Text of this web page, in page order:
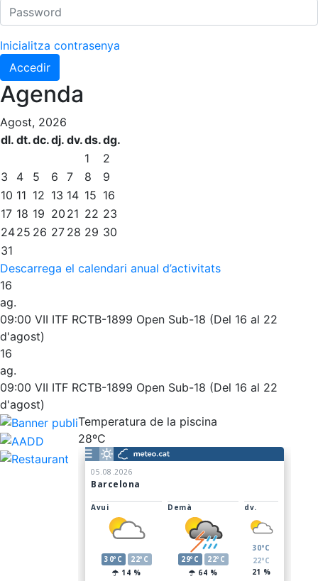
Inicialitza contrasenya
Accedir
Agenda
Agost, 2026
dl. dt.dc.dj. dv.ds.dg.
1
2
3
4 5 6 7 8
9
10 11 12 13 14 15 16
17 18 19 20 21 22 23
2425 26 27 28 29 30
31
Descarrega el calendari anual d’activitats
16
ag.
09:00 VII ITF RCTB-1899 Open Sub-18 (Del 16 al 22
d'agost)
16
ag.
09:00 VII ITF RCTB-1899 Open Sub-18 (Del 16 al 22
d'agost)
Temperatura de la piscina
28ºC